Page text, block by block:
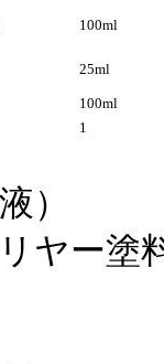
100ml
25ml
100ml
1
）
ヤー塗